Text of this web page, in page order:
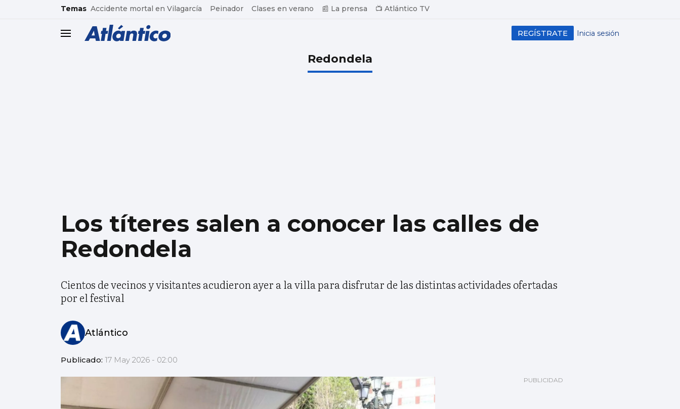
common.go-to-content
Temas Accidente mortal en Vilagarcía Peinador Clases en verano 📰 La prensa 📺 Atlántico TV
header.menu.open Inicia sesión
REGÍSTRATE
Redondela
Los títeres salen a conocer las calles de
Redondela
Cientos de vecinos y visitantes acudieron ayer a la villa para disfrutar de las distintas actividades ofertadas
por el festival
Atlántico
Publicado: 17 May 2026 - 02:00